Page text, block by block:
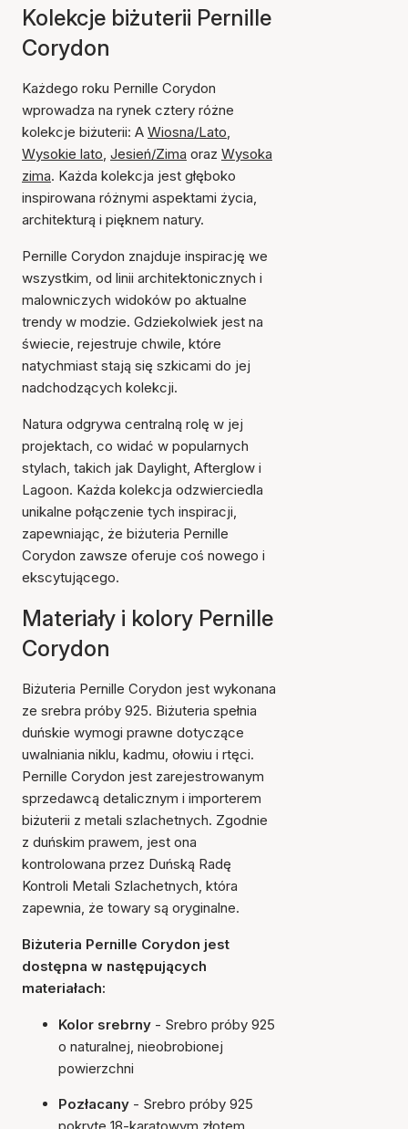
Kolekcje biżuterii Pernille
Corydon
Każdego roku Pernille Corydon
wprowadza na rynek cztery różne
kolekcje biżuterii: A Wiosna/Lato,
Wysokie lato, Jesień/Zima oraz Wysoka
zima. Każda kolekcja jest głęboko
inspirowana różnymi aspektami życia,
architekturą i pięknem natury.
Pernille Corydon znajduje inspirację we
wszystkim, od linii architektonicznych i
malowniczych widoków po aktualne
trendy w modzie. Gdziekolwiek jest na
świecie, rejestruje chwile, które
natychmiast stają się szkicami do jej
nadchodzących kolekcji.
Natura odgrywa centralną rolę w jej
projektach, co widać w popularnych
stylach, takich jak Daylight, Afterglow i
Lagoon. Każda kolekcja odzwierciedla
unikalne połączenie tych inspiracji,
zapewniając, że biżuteria Pernille
Corydon zawsze oferuje coś nowego i
ekscytującego.
Materiały i kolory Pernille
Corydon
Biżuteria Pernille Corydon jest wykonana
ze srebra próby 925. Biżuteria spełnia
duńskie wymogi prawne dotyczące
uwalniania niklu, kadmu, ołowiu i rtęci.
Pernille Corydon jest zarejestrowanym
sprzedawcą detalicznym i importerem
biżuterii z metali szlachetnych. Zgodnie
z duńskim prawem, jest ona
kontrolowana przez Duńską Radę
Kontroli Metali Szlachetnych, która
zapewnia, że towary są oryginalne.
Biżuteria Pernille Corydon jest
dostępna w następujących
materiałach:
Kolor srebrny - Srebro próby 925
o naturalnej, nieobrobionej
powierzchni
Pozłacany - Srebro próby 925